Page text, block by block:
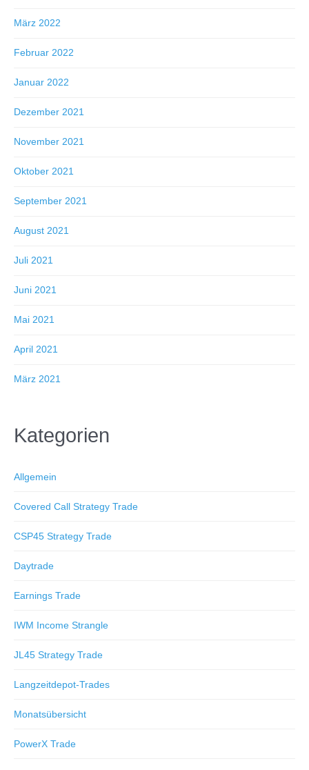
März 2022
Februar 2022
Januar 2022
Dezember 2021
November 2021
Oktober 2021
September 2021
August 2021
Juli 2021
Juni 2021
Mai 2021
April 2021
März 2021
Kategorien
Allgemein
Covered Call Strategy Trade
CSP45 Strategy Trade
Daytrade
Earnings Trade
IWM Income Strangle
JL45 Strategy Trade
Langzeitdepot-Trades
Monatsübersicht
PowerX Trade